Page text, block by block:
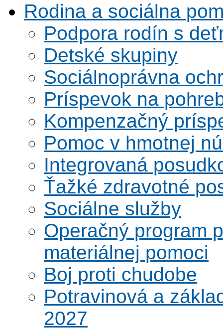
Rodina a sociálna
Podpora rodín s
Detské skupiny
Sociálnoprávna
Príspevok na
Kompenzačný
Pomoc v hmotnej
Integrovaná
Ťažké zdravotné
Sociálne služby
Operačný program
materiálnej pomoci
Boj proti chudobe
Potravinová a
2027